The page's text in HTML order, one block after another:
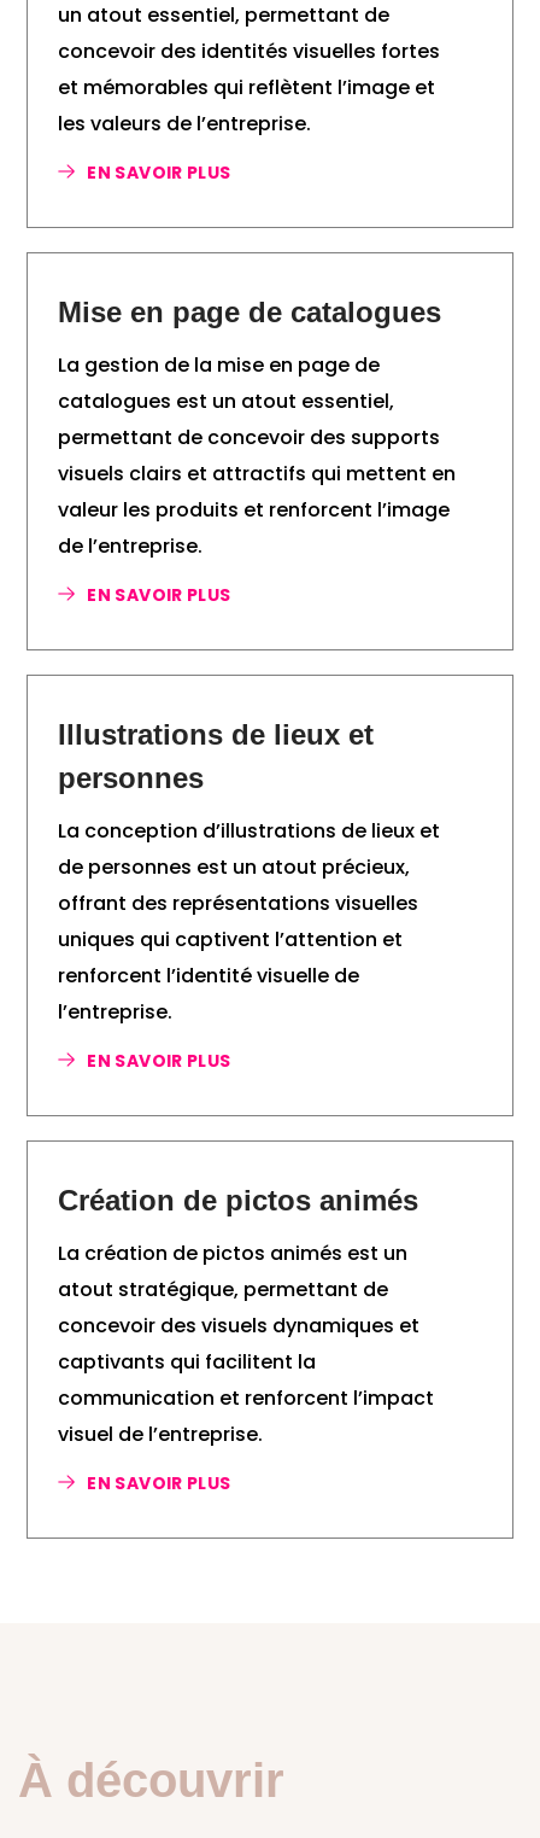
un atout essentiel, permettant de
concevoir des identités visuelles fortes
et mémorables qui reflètent l’image et
les valeurs de l’entreprise.
EN SAVOIR PLUS
Mise en page de catalogues
La gestion de la mise en page de
catalogues est un atout essentiel,
permettant de concevoir des supports
visuels clairs et attractifs qui mettent en
valeur les produits et renforcent l’image
de l’entreprise.
EN SAVOIR PLUS
Illustrations de lieux et
personnes
La conception d’illustrations de lieux et
de personnes est un atout précieux,
offrant des représentations visuelles
uniques qui captivent l’attention et
renforcent l’identité visuelle de
l’entreprise.
EN SAVOIR PLUS
Création de pictos animés
La création de pictos animés est un
atout stratégique, permettant de
concevoir des visuels dynamiques et
captivants qui facilitent la
communication et renforcent l’impact
visuel de l’entreprise.
EN SAVOIR PLUS
À découvrir